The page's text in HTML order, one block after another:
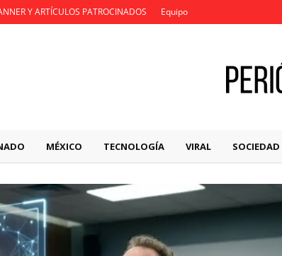
Y ARTÍCULOS PATROCINADOS Equipo
MÉXICO TECNOLOGÍA VIRAL SOCIEDAD